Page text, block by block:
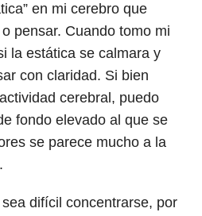
en mi cerebro que
pensar. Cuando tomo mi
la estática se calmara y
con claridad. Si bien
cerebral, puedo
fondo elevado al que se
se parece mucho a la
difícil concentrarse, por